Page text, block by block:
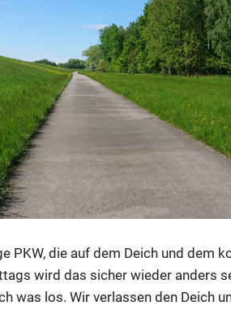
PKW, die auf dem Deich und dem
wird das sicher wieder anders
was los. Wir verlassen den Deich